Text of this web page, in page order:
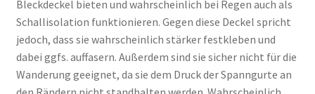
e
=
3
I
s
t
e
Bleckdeckel bieten und wahrscheinlich bei Regen auch als
Schallisolation funktionieren. Gegen diese Deckel spricht
jedoch, dass sie wahrscheinlich stärker festkleben und
dabei ggfs. auffasern. Außerdem sind sie sicher nicht für die
Wanderung geeignet, da sie dem Druck der Spanngurte an